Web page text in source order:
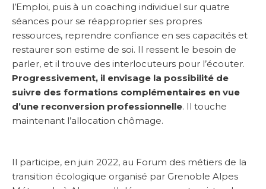
l’Emploi, puis à un coaching individuel sur quatre
séances pour se réapproprier ses propres
ressources, reprendre confiance en ses capacités et
restaurer son estime de soi. Il ressent le besoin de
parler, et il trouve des interlocuteurs pour l’écouter.
Progressivement, il envisage la possibilité de
suivre des formations complémentaires en vue
d’une reconversion professionnelle. Il touche
maintenant l’allocation chômage.
Il participe, en juin 2022, au Forum des métiers de la
transition écologique organisé par Grenoble Alpes